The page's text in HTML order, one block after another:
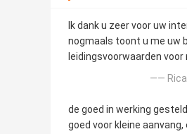
Ik dank u zeer voor uw
nogmaals toont u me uw
leidingsvoorwaarden voor
——
de goed in werking
goed voor kleine